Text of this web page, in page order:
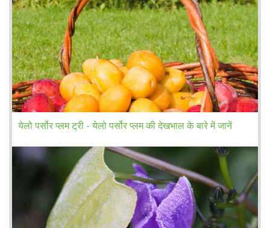
येलो पर्सोर प्लम ट्री - येलो पर्सोर प्लम की देखभाल के बारे में जानें